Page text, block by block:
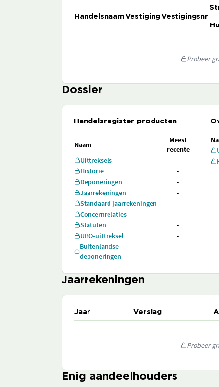
HandelsnaamVestigingVestigingsnr
Probeer
Dossier
Handelsregister producten
Naam
Meest
recente
Uittreksels
-
Historie
-
Deponeringen
-
Jaarrekeningen
-
Standaard jaarrekeningen
-
Concernrelaties
-
Statuten
-
UBO-uittreksel
-
Buitenlandse
deponeringen
-
Jaarrekeningen
Jaar Verslag
Probeer
Enig aandeelhouders